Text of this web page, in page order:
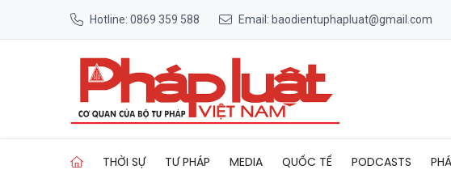
Hotline: 0869 359 588 Email: baodientuphapluat@gmail.com
THỜI SỰ TƯ PHÁP MEDIA QUỐC TẾ PODCASTS